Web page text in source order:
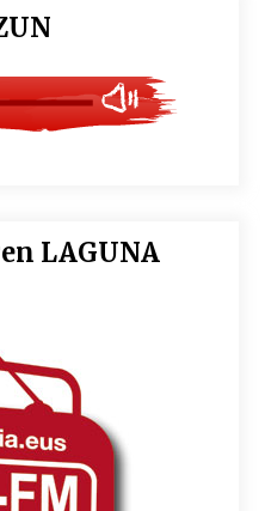
LAGUNA